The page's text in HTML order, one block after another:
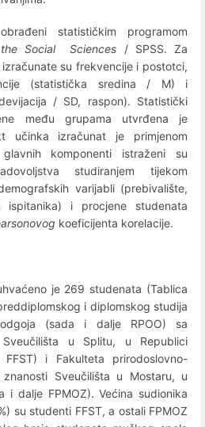
statističkim programom
Social Sciences / SPSS. Za
su frekvencije i postotci,
(statistička sredina / M) i
/ SD, raspon). Statistički
među grupama utvrđena je
učinka izračunat je primjenom
komponenti istraženi su
studiranjem tijekom
varijabli (prebivalište,
i procjene studenata
koeficijenta korelacije.
je 269 studenata (Tablica
i diplomskog studija
(sada i dalje RPOO) sa
u Splitu, u Republici
i Fakulteta prirodoslovno-
Sveučilišta u Mostaru, u
i dalje FPMOZ). Većina sudionika
su studenti FFST, a ostali FPMOZ